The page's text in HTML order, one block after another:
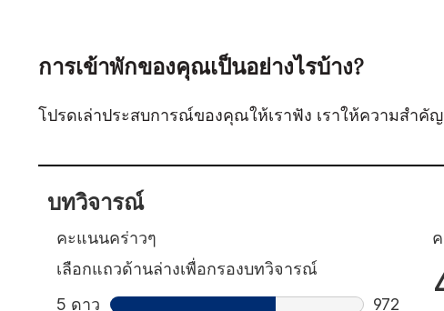
การเข้าพักของคุณเป็นอย่างไรบ้าง?
โปรดเล่าประสบการณ์ของคุณให้เราฟัง เราให้ความสำ